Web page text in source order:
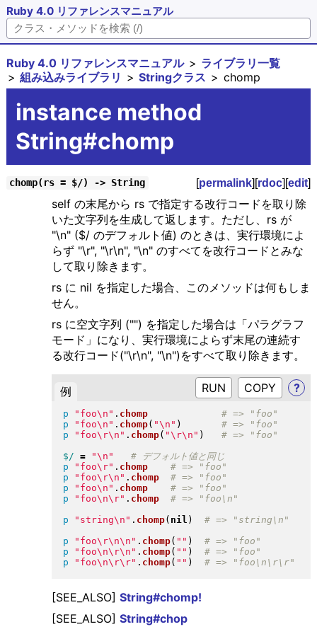
Ruby 4.0 リファレンスマニュアル
Ruby 4.0 リファレンスマニュアル
ライブラリ一覧
組み込みライブラリ
Stringクラス chomp
instance method
String#chomp
chomp(rs = $/) -> String [permalink][rdoc][edit]
self の末尾から rs で指定する改行コードを取り除
いた文字列を生成して返します。ただし、rs が
"\n" ($/ のデフォルト値) のときは、実行環境によ
らず "\r", "\r\n", "\n" のすべてを改行コードとみな
して取り除きます。
rs に nil を指定した場合、このメソッドは何もしま
せん。
rs に空文字列 ("") を指定した場合は「パラグラフ
モード」になり、実行環境によらず末尾の連続す
る改行コード("\r\n", "\n")をすべて取り除きます。
例 RUN ?
p " foo\n " . chomp
p
" foo\n " . chomp( "\n " )
p
" foo\r\n " . chomp( "\r\n " )
$/ = "\n "
p
" foo\r" . chomp
p
" foo\r\n " . chomp
p
" foo\n " . chomp
p
" foo\n\r" . chomp
p
" string\n " . chomp( nil )
p
" foo\r\n\n " . chomp( " " )
p
" foo\n\r\n " . chomp( " " )
p
" foo\n\r\r" . chomp( " " )
[SEE_ALSO] String#chomp!
[SEE_ALSO] String#chop